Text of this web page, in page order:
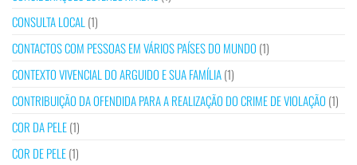
CONSULTA LOCAL (1)
CONTACTOS COM PESSOAS EM VÁRIOS PAÍSES DO MUNDO (1)
CONTEXTO VIVENCIAL DO ARGUIDO E SUA FAMÍLIA(1)
CONTRIBUIÇÃO DA OFENDIDA PARA A REALIZAÇÃO DO CRIME DE VIOLAÇÃO (1)
COR DA PELE(1)
COR DE PELE(1)